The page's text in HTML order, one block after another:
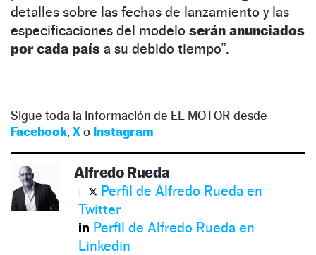
detalles sobre las fechas de lanzamiento y las
especificaciones del modelo serán anunciados
por cada país a su debido tiempo”.
Sigue toda la información de EL MOTOR desde
Facebook, Xo Instagram
Alfredo Rueda
Perfil de Alfredo Rueda en
Twitter
Perfil de Alfredo Rueda en
Linkedin